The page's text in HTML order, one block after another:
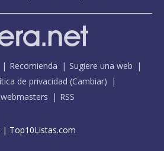
Recomienda
Sugiere una web
de privacidad (Cambiar)
RSS
| Top10Listas.com